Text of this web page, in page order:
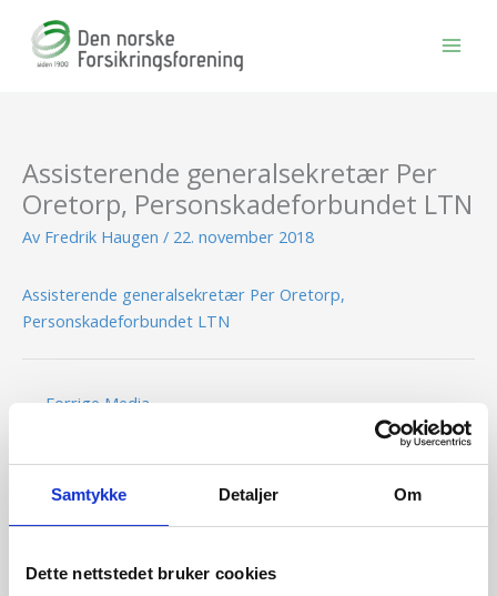
Samtykke Detaljer Om
Dette nettstedet bruker cookies
Assisterende generalsekretær Per
Oretorp, Personskadeforbundet LTN
Av Fredrik Haugen / 22. november 2018
Assisterende generalsekretær Per Oretorp,
Personskadeforbundet LTN
Forrige Media
BLI MEDLEM
Se medlemsfordeler og bli medlem her